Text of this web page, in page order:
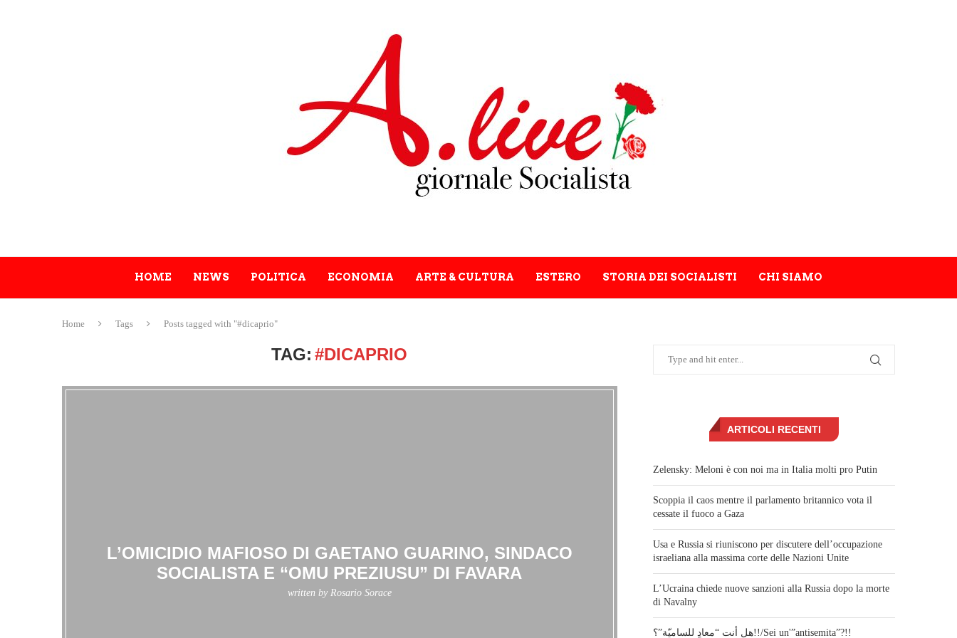
HOME NEWS POLITICA ECONOMIA ARTE & CULTURA ESTERO STORIA DEI SOCIALISTI CHI SIAMO
Home Tags Posts tagged with "#dicaprio"
TAG: #DICAPRIO
L’OMICIDIO MAFIOSO DI GAETANO GUARINO, SINDACO
SOCIALISTA E “OMU PREZIUSU” DI FAVARA
written by Rosario Sorace
ARTICOLI RECENTI
Zelensky: Meloni è con noi ma in Italia molti pro Putin
Scoppia il caos mentre il parlamento britannico vota il
cessate il fuoco a Gaza
Usa e Russia si riuniscono per discutere dell’occupazione
israeliana alla massima corte delle Nazioni Unite
L’Ucraina chiede nuove sanzioni alla Russia dopo la morte
di Navalny
هل أنت “معادٍ للساميّة”؟!!/Sei un'”antisemita”?!!